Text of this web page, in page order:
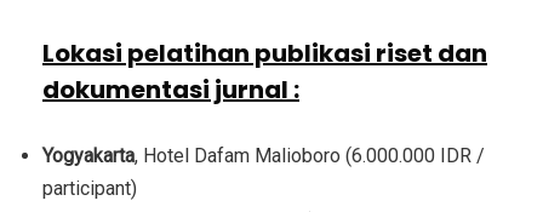
Lokasi pelatihan publikasi riset dan
dokumentasi jurnal :
Yogyakarta, Hotel Dafam Malioboro (6.000.000 IDR /
participant)